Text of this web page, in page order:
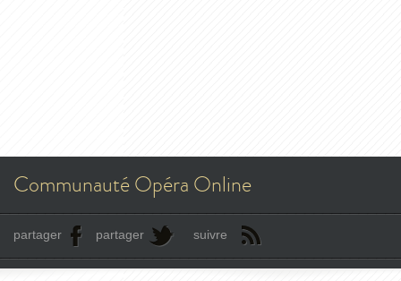
Communauté Opéra Online
partager partager suivre